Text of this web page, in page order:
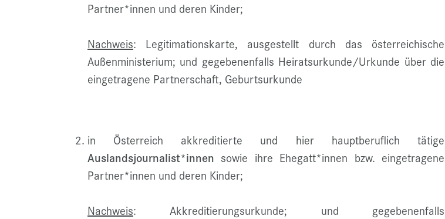
Partner*innen und deren Kinder;
Nachweis: Legitimationskarte, ausgestellt durch das österreichische
Außenministerium; und gegebenenfalls Heiratsurkunde/Urkunde über die
eingetragene Partnerschaft, Geburtsurkunde
in Österreich akkreditierte und hier hauptberuflich tätige
Auslandsjournalist*innen sowie ihre Ehegatt*innen bzw. eingetragene
Partner*innen und deren Kinder;
Nachweis: Akkreditierungsurkunde; und gegebenenfalls